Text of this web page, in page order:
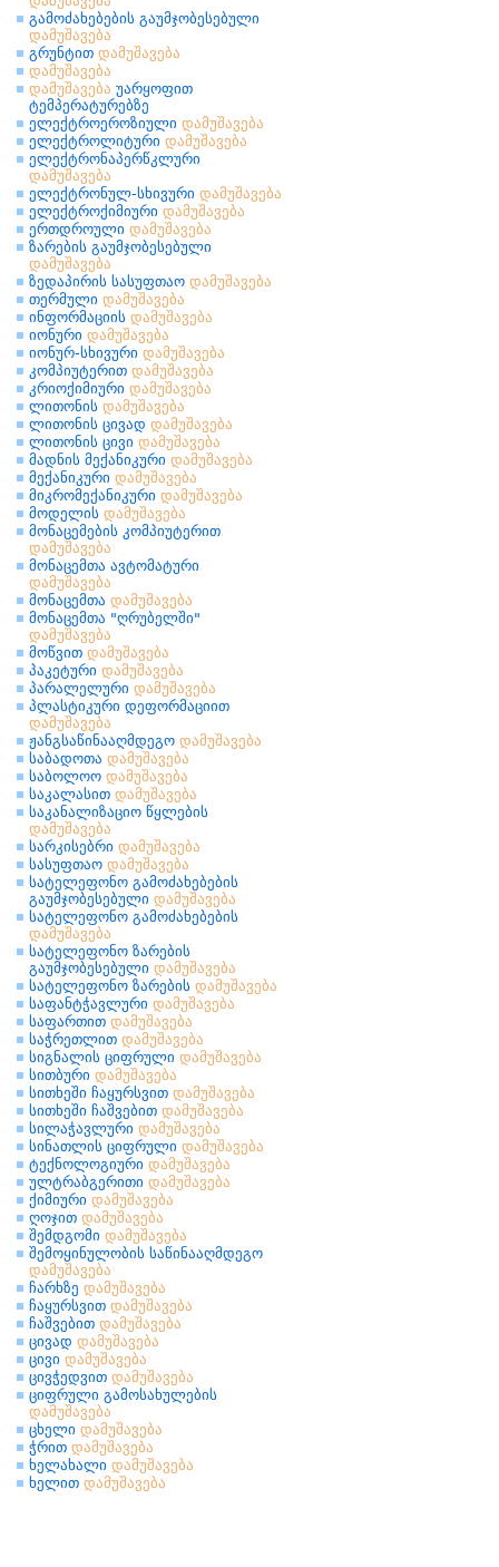
გამოძახებების გაუმჯობესებული
დამუშავება
გრუნტით დამუშავება
დამუშავება
დამუშავება უარყოფით
ტემპერატურებზე
ელექტროეროზიული დამუშავება
ელექტროლიტური დამუშავება
ელექტრონაპერწკლური
დამუშავება
ელექტრონულ-სხივური დამუშავება
ელექტროქიმიური დამუშავება
ერთდროული დამუშავება
ზარების გაუმჯობესებული
დამუშავება
ზედაპირის სასუფთაო დამუშავება
თერმული დამუშავება
ინფორმაციის დამუშავება
იონური დამუშავება
იონურ-სხივური დამუშავება
კომპიუტერით დამუშავება
კრიოქიმიური დამუშავება
ლითონის დამუშავება
ლითონის ცივად დამუშავება
ლითონის ცივი დამუშავება
მადნის მექანიკური დამუშავება
მექანიკური დამუშავება
მიკრომექანიკური დამუშავება
მოდელის დამუშავება
მონაცემების კომპიუტერით
დამუშავება
მონაცემთა ავტომატური
დამუშავება
მონაცემთა დამუშავება
მონაცემთა "ღრუბელში"
დამუშავება
მოწვით დამუშავება
პაკეტური დამუშავება
პარალელური დამუშავება
პლასტიკური დეფორმაციით
დამუშავება
ჟანგსაწინააღმდეგო დამუშავება
საბადოთა დამუშავება
საბოლოო დამუშავება
საკალასით დამუშავება
საკანალიზაციო წყლების
დამუშავება
სარკისებრი დამუშავება
სასუფთაო დამუშავება
სატელეფონო გამოძახებების
გაუმჯობესებული დამუშავება
სატელეფონო გამოძახებების
დამუშავება
სატელეფონო ზარების
გაუმჯობესებული დამუშავება
სატელეფონო ზარების დამუშავება
საფანტჭავლური დამუშავება
საფართით დამუშავება
საჭრეთლით დამუშავება
სიგნალის ციფრული დამუშავება
სითბური დამუშავება
სითხეში ჩაყურსვით დამუშავება
სითხეში ჩაშვებით დამუშავება
სილაჭავლური დამუშავება
სინათლის ციფრული დამუშავება
ტექნოლოგიური დამუშავება
ულტრაბგერითი დამუშავება
ქიმიური დამუშავება
ღოჯით დამუშავება
შემდგომი დამუშავება
შემოყინულობის საწინააღმდეგო
დამუშავება
ჩარხზე დამუშავება
ჩაყურსვით დამუშავება
ჩაშვებით დამუშავება
ცივად დამუშავება
ცივი დამუშავება
ცივჭედვით დამუშავება
ციფრული გამოსახულების
დამუშავება
ცხელი დამუშავება
ჭრით დამუშავება
ხელახალი დამუშავება
ხელით დამუშავება